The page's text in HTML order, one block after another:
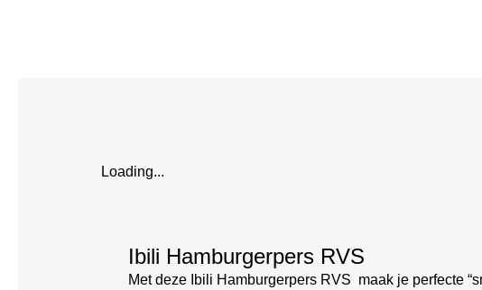
Loading...
Ibili Hamburgerpers RVS
Met deze Ibili Hamburgerpers RVS maak je perfecte